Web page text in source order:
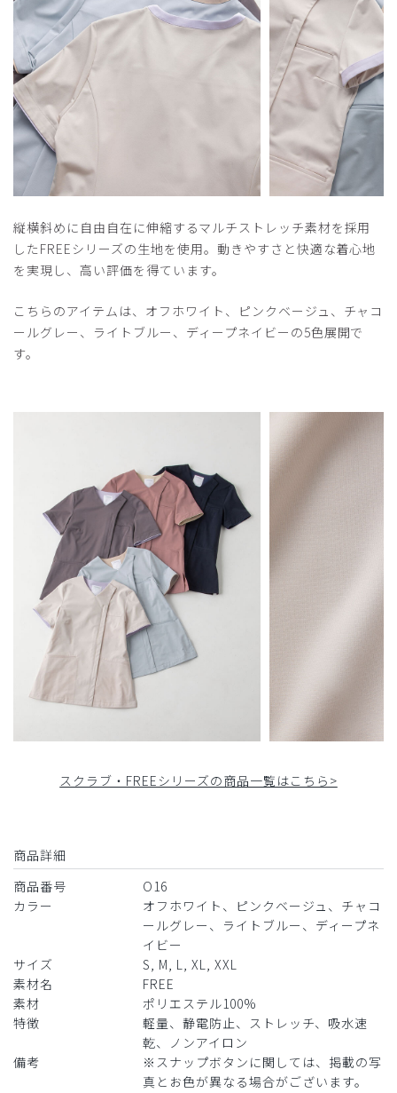
ご購入者様
購入確認済み
2026-03-16
40代 61-65kg
オールシーズン着れるスクラブ
オフホワイト、ダークネイビーを買いました。フロントオー
プンなので着脱楽です。あと生地も適度な薄さなのでインナ
ーとかで工夫したら冬でも着れると思いました。オフホワイ
のキャンペーン中の購入だったので刺繍もしてもらいました
が、とても綺麗な仕上がりで大満足です。あえていうなら、
腰回りのどこかに印鑑用のループが欲しかったです。
FREE/オフホワイト/XL
縦横斜めに自由自在に伸縮するマルチストレッチ素材を採用
したFREEシリーズの生地を使用。動きやすさと快適な着心地
を実現し、高い評価を得ています。
こちらのアイテムは、オフホワイト、ピンクベージュ、チャコ
ールグレー、ライトブルー、ディープネイビーの5色展開で
す。
スクラブ・FREEシリーズの商品一覧はこちら>
商品詳細
商品番号
O16
カラー
オフホワイト、ピンクベージュ、チャコ
ールグレー、ライトブルー、ディープネ
イビー
サイズ
S, M, L, XL, XXL
素材名
FREE
素材
ポリエステル100%
特徴
軽量、静電防止、ストレッチ、吸水速
乾、ノンアイロン
備考
※スナップボタンに関しては、掲載の写
真とお色が異なる場合がございます。